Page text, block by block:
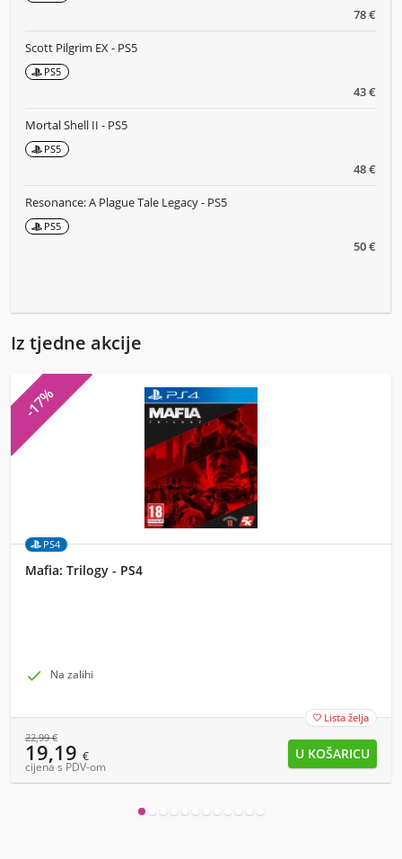
78 €
43 €
Scott Pilgrim EX - PS5
PS5
48 €
Mortal Shell II - PS5
PS5
50 €
Resonance: A Plague Tale Legacy - PS5
PS5
Iz tjedne akcije
-17%
PS4
Mafia: Trilogy - PS4
 Na zalihi
 Lista želja
22,99€
19,19 €
cijena s PDV-om